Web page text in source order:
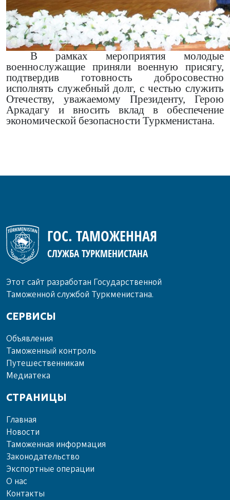
В рамках мероприятия молодые
военнослужащие приняли военную присягу,
подтвердив готовность добросовестно
исполнять служебный долг, с честью служить
Отечеству, уважаемому Президенту, Герою
Аркадагу и вносить вклад в обеспечение
экономической безопасности Туркменистана.
ГОС. ТАМОЖЕННАЯ
СЛУЖБА ТУРКМЕНИСТАНА
Этот сайт разработан Государственной
Таможенной службой Туркменистана.
СЕРВИСЫ
Объ­яв­ле­ния
Та­мо­жен­ный кон­троль
Пу­те­шест­вен­ни­кам
Ме­диа­те­ка
СТРАНИЦЫ
Главная
Новости
Таможенная информация
Законодательство
Экспортные операции
О нас
Контакты